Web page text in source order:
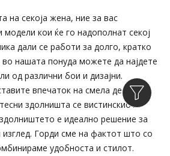
на секоја жена, ние за вас
кои ќе го надополнат секој
дали се работи за долго, кратко
нашата понуда можете да најдете
од различни бои и дизајни.
впечаток на смела деловна
здолништа се вистинскиот
е идеално решение за
изглед. Горди сме на фактот што со
удобноста и стилот.